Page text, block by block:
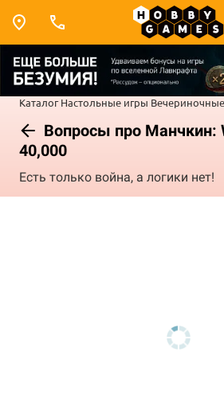
Каталог Настольные игры
Вопросы про Манчкин:
40,000
Есть только война, а логики нет!